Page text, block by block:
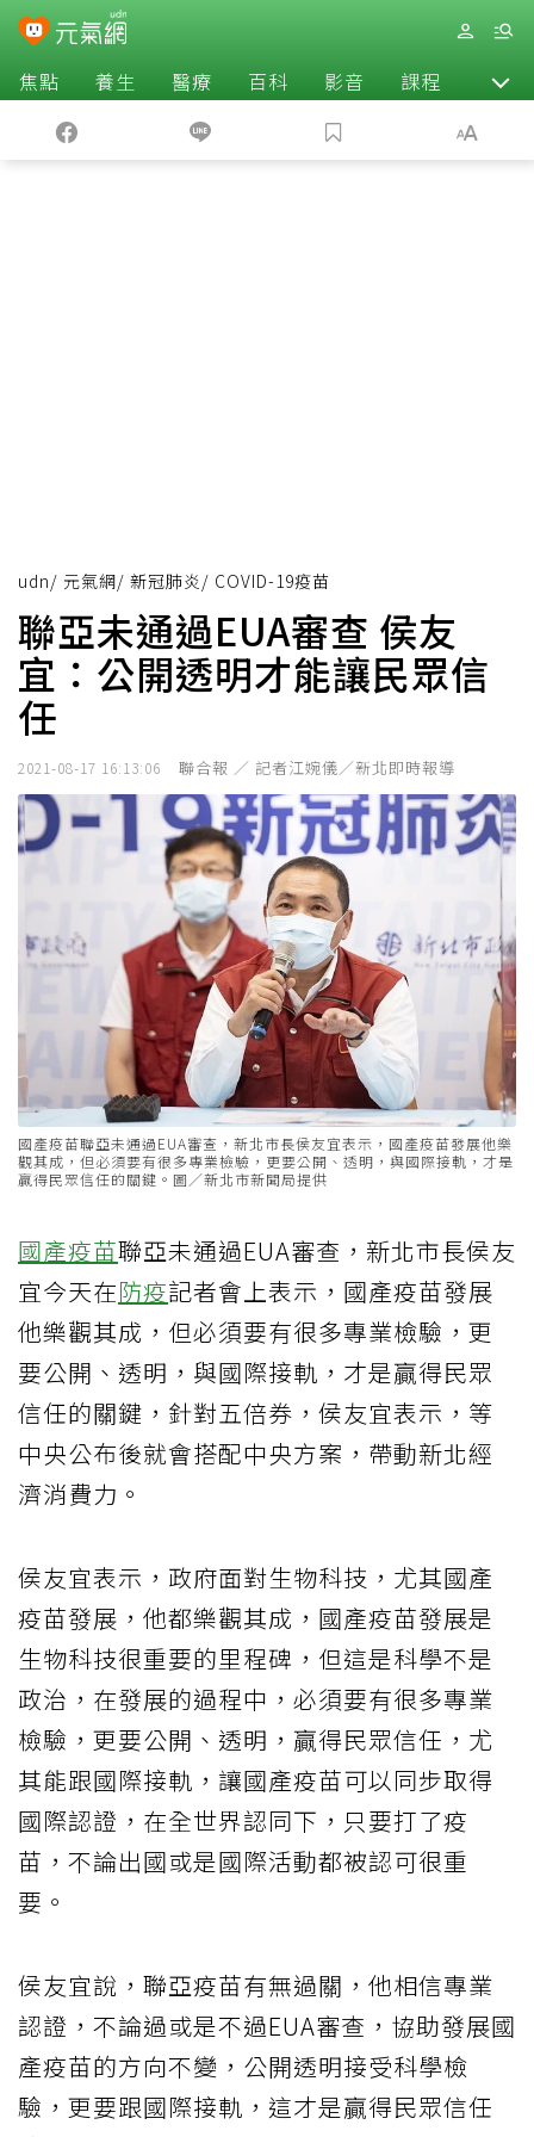
焦點 養生 醫療 百科 影音 課程 退休
udn/ 元氣網/ 新冠肺炎 / COVID-19疫苗
聯亞未通過EUA審查 侯友
宜：公開透明才能讓民眾信
任
2021-08-17 16:13:06 聯合報 ／ 記者江婉儀／新北即時報導
國產疫苗聯亞未通過EUA審查，新北市長侯友宜表示，國產疫苗發展他樂
觀其成，但必須要有很多專業檢驗，更要公開、透明，與國際接軌，才是
贏得民眾信任的關鍵。圖／新北市新聞局提供
國產疫苗聯亞未通過EUA審查，新北市長侯友
宜今天在防疫記者會上表示，國產疫苗發展
他樂觀其成，但必須要有很多專業檢驗，更
要公開、透明，與國際接軌，才是贏得民眾
信任的關鍵，針對五倍券，侯友宜表示，等
中央公布後就會搭配中央方案，帶動新北經
濟消費力。
侯友宜表示，政府面對生物科技，尤其國產
疫苗發展，他都樂觀其成，國產疫苗發展是
生物科技很重要的里程碑，但這是科學不是
政治，在發展的過程中，必須要有很多專業
檢驗，更要公開、透明，贏得民眾信任，尤
其能跟國際接軌，讓國產疫苗可以同步取得
國際認證，在全世界認同下，只要打了疫
苗，不論出國或是國際活動都被認可很重
要。
侯友宜說，聯亞疫苗有無過關，他相信專業
認證，不論過或是不過EUA審查，協助發展國
產疫苗的方向不變，公開透明接受科學檢
驗，更要跟國際接軌，這才是贏得民眾信任